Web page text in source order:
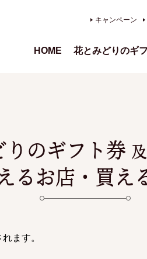
キャンペーン
HOME 花とみどりのギ
りのギフト券
るお店・買え
ます。